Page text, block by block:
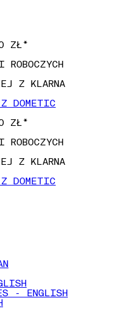
Z KLARNA
DOMETIC
ZŁ*
Z KLARNA
DOMETIC
- ENGLISH